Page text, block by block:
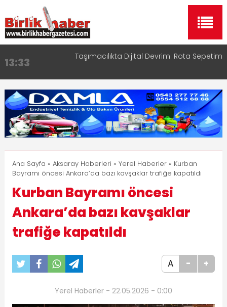
13:33 Taşımacılıkta Dijital Devrim: Rota Sepetim
17:15
Aksaray OSB Bölge Müdürü Makam Koltuğunu
Çocuklara Bıraktı
16:00
Aksaray Esnaf Rehberi ile Google ve Yapay Zeka
Aramalarında Öne Çıkın
8:23 Aksaray Esnaf Rehberi Hizmete Girdi
11:30
Birlikhaber.com Yayın Hayatına Başladı | Hızlı ve
Akıllı Haber Platformu
Ana Sayfa » Aksaray Haberleri » Yerel Haberler» Kurban
Bayramı öncesi Ankara’da bazı kavşaklar trafiğe kapatıldı
Kurban Bayramı öncesi
Ankara’da bazı kavşaklar
trafiğe kapatıldı
A - +
Yerel Haberler - 22.05.2026 - 0:00